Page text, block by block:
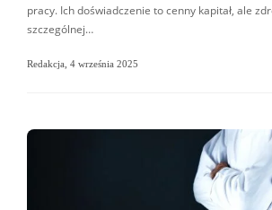
pracy. Ich doświadczenie to cenny kapitał, ale
szczególnej…
Redakcja 4 września 2025